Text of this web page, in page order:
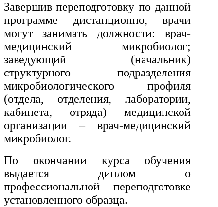
Завершив переподготовку по данной
программе дистанционно, врачи
могут занимать должности: врач-
медицинский микробиолог;
заведующий (начальник)
структурного подразделения
микробиологического профиля
(отдела, отделения, лаборатории,
кабинета, отряда) медицинской
организации – врач-медицинский
микробиолог.
По окончании курса обучения
выдается диплом о
профессиональной переподготовке
установленного образца.